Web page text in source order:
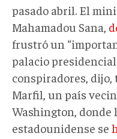
pasado abril. El
Mahamadou Sana,
frustró un
palacio presidencial
conspiradores, dijo,
Marfil, un país
Washington,
estadounidense se